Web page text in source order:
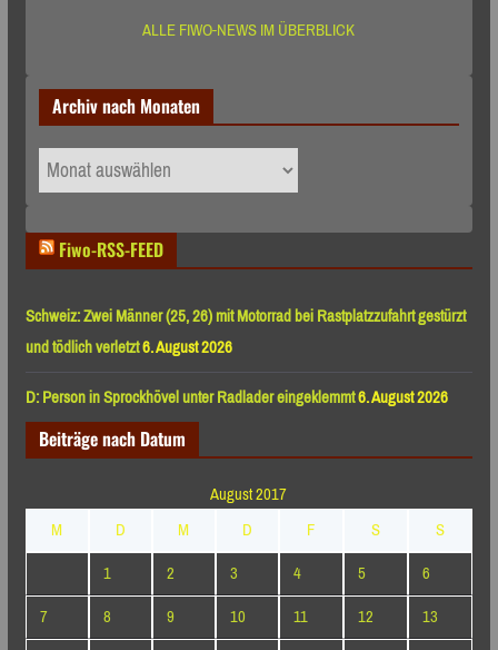
ALLE FIWO-NEWS IM ÜBERBLICK
Archiv nach Monaten
Archiv
nach
Fiwo-RSS-FEED
Schweiz: Zwei Männer (25, 26) mit Motorrad bei Rastplatzzufahrt gestürzt
und tödlich verletzt6. August 2026
D: Person in Sprockhövel unter Radlader eingeklemmt6. August 2026
Beiträge nach Datum
August 2017
M
D M D F S
S
1
2 3 4 5
6
7
8 9 10 11 12
13